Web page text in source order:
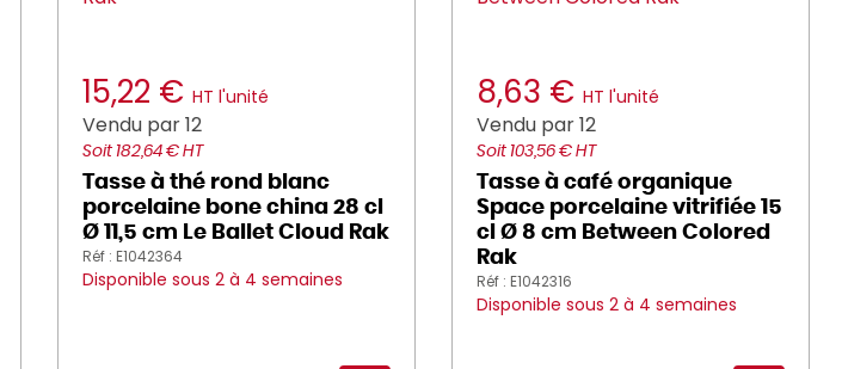
15,22 € HT l'unité
Vendu par 12
Soit 182,64 € HT
Tasse à thé rond blanc
porcelaine bone china 28 cl
Ø 11,5 cm Le Ballet Cloud Rak
Réf : E1042364
Disponible sous 2 à 4 semaines
8,63 € HT l'unité
Vendu par 12
Soit 103,56 € HT
Tasse à café organique
Space porcelaine vitrifiée 15
cl Ø 8 cm Between Colored
Rak
Réf : E1042316
Disponible sous 2 à 4 semaines